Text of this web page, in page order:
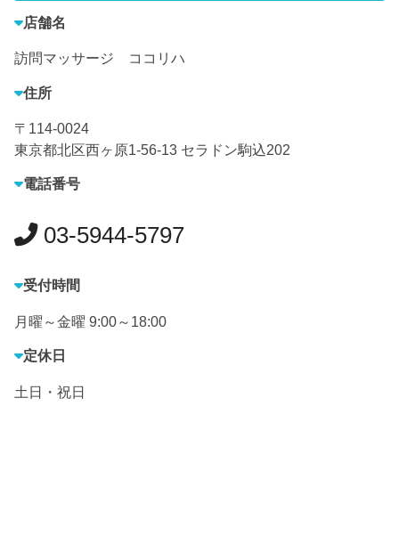
店舗名
訪問マッサージ ココリハ
住所
〒114-0024
東京都北区西ヶ原1-56-13 セラドン駒込202
電話番号
03-5944-5797
受付時間
月曜～金曜 9:00～18:00
定休日
土日・祝日